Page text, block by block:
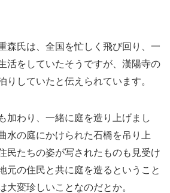
森氏は、全国を忙しく飛び回り、一
活をしていたそうですが、漢陽寺の
りしていたと伝えられています。
加わり、一緒に庭を造り上げまし
水の庭にかけられた石橋を吊り上
民たちの姿が写されたものも見受け
元の住民と共に庭を造るということ
大変珍しいことなのだとか。